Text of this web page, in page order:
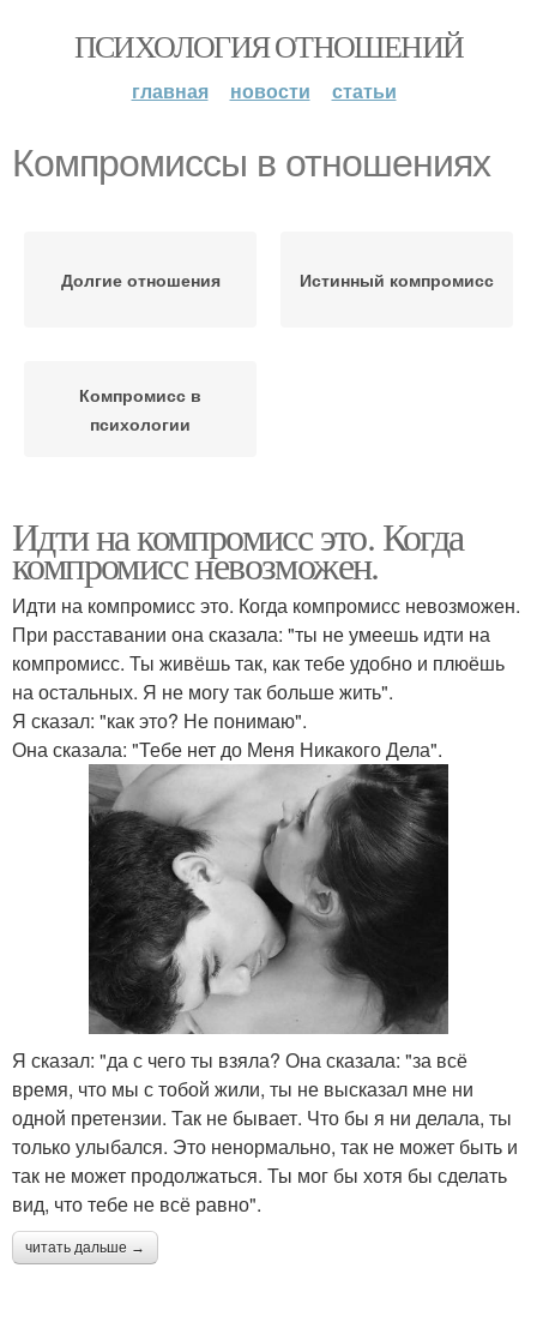
ПСИХОЛОГИЯ ОТНОШЕНИЙ
главная новости статьи
Компромиссы в отношениях
Долгие отношения Истинный компромисс
Компромисс в
психологии
Идти на компромисс это. Когда
компромисс невозможен.
Идти на компромисс это. Когда компромисс невозможен.
При расставании она сказала: "ты не умеешь идти на
компромисс. Ты живёшь так, как тебе удобно и плюёшь
на остальных. Я не могу так больше жить".
Я сказал: "как это? Не понимаю".
Она сказала: "Тебе нет до Меня Никакого Дела".
Я сказал: "да с чего ты взяла? Она сказала: "за всё
время, что мы с тобой жили, ты не высказал мне ни
одной претензии. Так не бывает. Что бы я ни делала, ты
только улыбался. Это ненормально, так не может быть и
так не может продолжаться. Ты мог бы хотя бы сделать
вид, что тебе не всё равно".
читать дальше →